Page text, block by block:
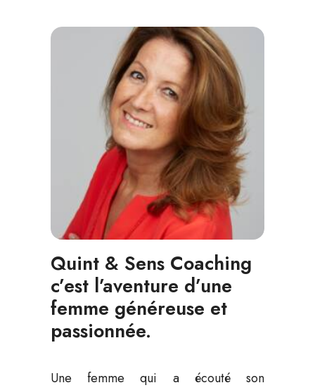
Quint & Sens Coaching
c’est l’aventure d’une
femme généreuse et
passionnée.
Une femme qui a écouté son